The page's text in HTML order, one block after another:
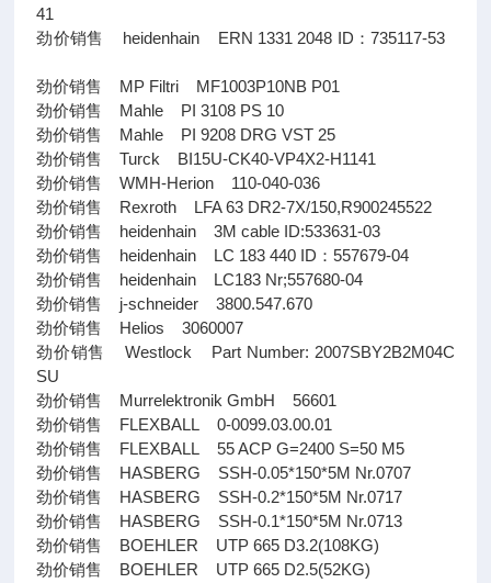
41
劲价销售 heidenhain ERN 1331 2048 ID：735117-53
劲价销售 MP Filtri MF1003P10NB P01
劲价销售 Mahle PI 3108 PS 10
劲价销售 Mahle PI 9208 DRG VST 25
劲价销售 Turck BI15U-CK40-VP4X2-H1141
劲价销售 WMH-Herion 110-040-036
劲价销售 Rexroth LFA 63 DR2-7X/150,R900245522
劲价销售 heidenhain 3M cable ID:533631-03
劲价销售 heidenhain LC 183 440 ID：557679-04
劲价销售 heidenhain LC183 Nr;557680-04
劲价销售 j-schneider 3800.547.670
劲价销售 Helios 3060007
劲价销售 Westlock Part Number: 2007SBY2B2M04C
SU
劲价销售 Murrelektronik GmbH 56601
劲价销售 FLEXBALL 0-0099.03.00.01
劲价销售 FLEXBALL 55 ACP G=2400 S=50 M5
劲价销售 HASBERG SSH-0.05*150*5M Nr.0707
劲价销售 HASBERG SSH-0.2*150*5M Nr.0717
劲价销售 HASBERG SSH-0.1*150*5M Nr.0713
劲价销售 BOEHLER UTP 665 D3.2(108KG)
劲价销售 BOEHLER UTP 665 D2.5(52KG)